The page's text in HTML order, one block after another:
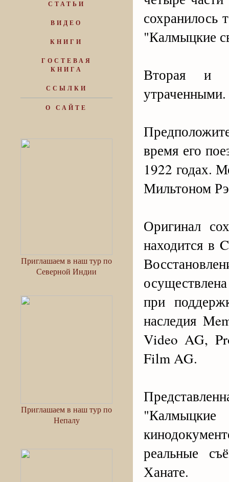
СТАТЬИ
ВИДЕО
КНИГИ
ГОСТЕВАЯ
КНИГА
ССЫЛКИ
О САЙТЕ
Приглашаем в наш тур по
Северной Индии
Приглашаем в наш тур по
Непалу
сохранилось
"Калмыцкие
Вторая и
утраченными.
время его
1922 годах.
Мильтоном
Оригинал
находится в
при
наследия
Video AG,
Film AG.
реальные
Ханате.